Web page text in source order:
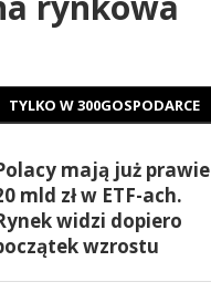
TYLKO W 300GOSPODARCE
mają już prawie
mld zł w ETF-ach.
widzi dopiero
wzrostu